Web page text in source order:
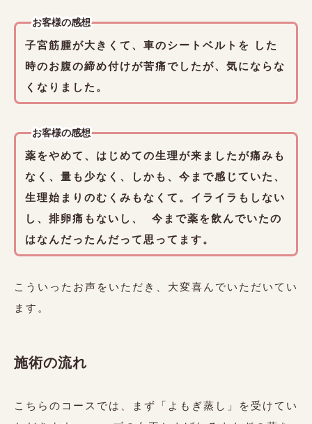
お客様の感想
子宮筋腫が大きくて、車のシートベルトを した
時のお腹の締め付けが苦痛でしたが、気にならな
くなりました。
お客様の感想
薬をやめて、はじめての生理が来ましたが痛みも
なく、量も少なく、しかも、今まで感じていた、
生理始まりのむくみもなくて。イライラもしない
し、排卵痛もないし、 今まで薬を飲んでいたの
はなんだったんだって思ってます。
こういったお声をいただき、大変喜んでいただいてい
ます。
施術の流れ
こちらのコースでは、まず「よもぎ蒸し」を受けてい